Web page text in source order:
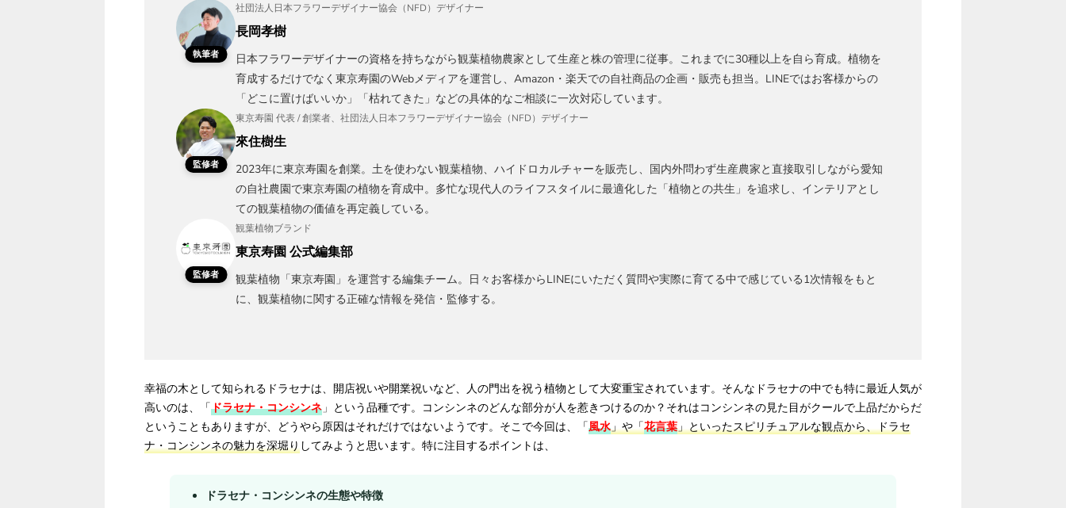
執筆者
社団法人日本フラワーデザイナー協会（NFD）デザイナー
長岡孝樹
日本フラワーデザイナーの資格を持ちながら観葉植物農家として生産と株の管理に従事。これまでに30種以上を自ら育成。植物を
育成するだけでなく東京寿園のWebメディアを運営し、Amazon・楽天での自社商品の企画・販売も担当。LINEではお客様からの
「どこに置けばいいか」「枯れてきた」などの具体的なご相談に一次対応しています。
監修者
東京寿園 代表 / 創業者、社団法人日本フラワーデザイナー協会（NFD）デザイナー
來住樹生
2023年に東京寿園を創業。土を使わない観葉植物、ハイドロカルチャーを販売し、国内外問わず生産農家と直接取引しながら愛知
の自社農園で東京寿園の植物を育成中。多忙な現代人のライフスタイルに最適化した「植物との共生」を追求し、インテリアとし
ての観葉植物の価値を再定義している。
監修者
観葉植物ブランド
東京寿園 公式編集部
観葉植物「東京寿園」を運営する編集チーム。日々お客様からLINEにいただく質問や実際に育てる中で感じている1次情報をもと
に、観葉植物に関する正確な情報を発信・監修する。
幸福の木として知られるドラセナは、開店祝いや開業祝いなど、人の門出を祝う植物として大変重宝されています。そんなドラセナの中でも特に最近人気が
高いのは、「ドラセナ・コンシンネ 」 という品種です。コンシンネのどんな部分が人を惹きつけるのか？それはコンシンネの見た目がクールで上品だからだ
ということもありますが、どうやら原因はそれだけではないようです。そこで今回は、「風水」や「花言葉」といったスピリチュアルな観点から、ドラセ
ナ・コンシンネの魅力を深堀りしてみようと思います。特に注目するポイントは、
ドラセナ・コンシンネの生態や特徴